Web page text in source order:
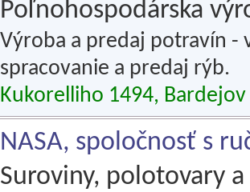
Poľnohospodárska
Výroba a predaj potravín -
spracovanie a predaj rýb.
Kukorelliho 1494, Bardejov
NASA, spoločnosť s
Suroviny, polotovary